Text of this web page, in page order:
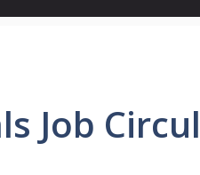
Job